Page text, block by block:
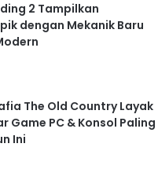
2 Tampilkan
dengan Mekanik Baru
The Old Country Layak
Game PC & Konsol Paling
Ini